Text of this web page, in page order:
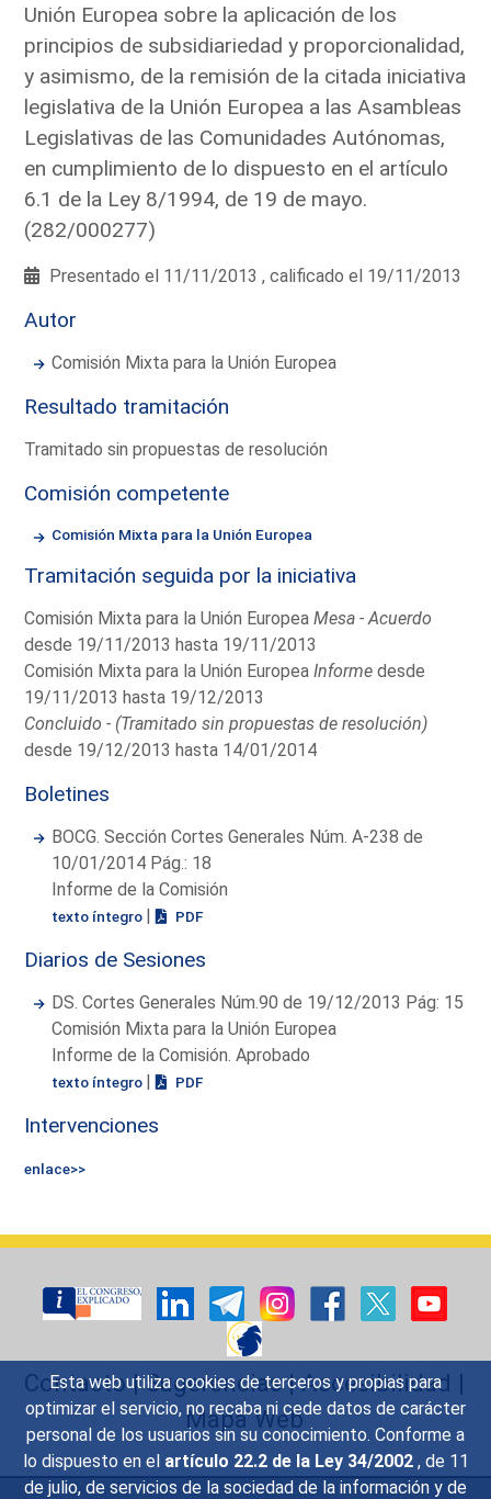
Esta web utiliza cookies de terceros y propias para
optimizar el servicio, no recaba ni cede datos de carácter
personal de los usuarios sin su conocimiento. Conforme a
lo dispuesto en el artículo 22.2 de la Ley 34/2002 , de 11
de julio, de servicios de la sociedad de la información y de
Unión Europea sobre la aplicación de los
principios de subsidiariedad y proporcionalidad,
y asimismo, de la remisión de la citada iniciativa
legislativa de la Unión Europea a las Asambleas
Legislativas de las Comunidades Autónomas,
en cumplimiento de lo dispuesto en el artículo
6.1 de la Ley 8/1994, de 19 de mayo.
(282/000277)
Presentado el 11/11/2013 , calificado el 19/11/2013
Autor
Comisión Mixta para la Unión Europea
Resultado tramitación
Tramitado sin propuestas de resolución
Comisión competente
Comisión Mixta para la Unión Europea
Tramitación seguida por la iniciativa
Comisión Mixta para la Unión EuropeaMesa - Acuerdo
desde 19/11/2013 hasta 19/11/2013
Comisión Mixta para la Unión EuropeaInforme desde
19/11/2013 hasta 19/12/2013
Concluido - (Tramitado sin propuestas de resolución)
desde 19/12/2013 hasta 14/01/2014
Boletines
BOCG. Sección Cortes Generales Núm. A-238 de
10/01/2014 Pág.: 18
Informe de la Comisión
texto íntegro | PDF
Diarios de Sesiones
DS. Cortes Generales Núm.90 de 19/12/2013 Pág: 15
Comisión Mixta para la Unión Europea
Informe de la Comisión. Aprobado
texto íntegro | PDF
Intervenciones
enlace>>
Contacto|Sugerencias|Accesibilidad |
Mapa Web